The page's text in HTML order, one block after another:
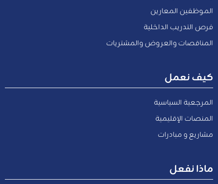
الموظفين المعارين
فرص التدريب الداخلية
المناقصات والعروض والمشتريات
كيف نعمل
المرجعية السياسية
المنصات الإقليمية
مشاريع و مبادرات
ماذا نفعل